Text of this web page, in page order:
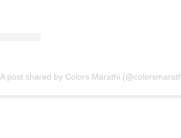
A post shared by Colors Marathi